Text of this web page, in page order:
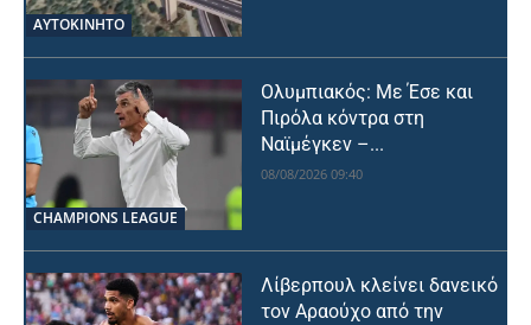
ΑΥΤΟΚΙΝΗΤΟ
CHAMPIONS LEAGUE
Ολυμπιακός: Με Έσε και
Πιρόλα κόντρα στη
Ναϊμέγκεν –...
08/08/2026 09:40
Λίβερπουλ κλείνει δανεικό
τον Αραούχο από την